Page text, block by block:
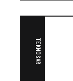
TEKNOSAR